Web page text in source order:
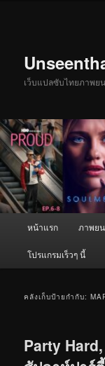
เว็บแปลซับไทยภาพย
หน้าแรก ภาพย
โปรแกรมเร็วๆ นี้
คลังเก็บป้ายกำกับ:
Party